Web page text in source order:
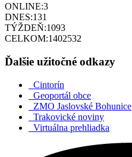
ONLINE:3
DNES:131
TÝŽDEŇ:1093
CELKOM:1402532
Ďalšie užitočné odkazy
Cintorín
Geoportál obce
ZMO Jaslovské Bohunice
Trakovické noviny
Virtuálna prehliadka